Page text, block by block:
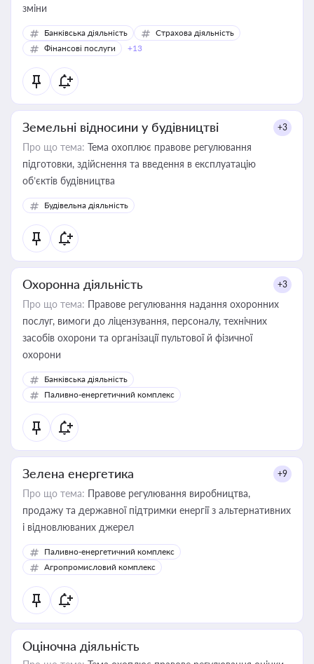
зміни
Банківська діяльність
Страхова діяльність
Фінансові послуги
+13
Земельні відносини у будівництві +3
Про що тема: Тема охоплює правове регулювання
підготовки, здійснення та введення в експлуатацію
об’єктів будівництва
Будівельна діяльність
Охоронна діяльність +3
Про що тема: Правове регулювання надання охоронних
послуг, вимоги до ліцензування, персоналу, технічних
засобів охорони та організації пультової й фізичної
охорони
Банківська діяльність
Паливно-енергетичний комплекс
Зелена енергетика +9
Про що тема: Правове регулювання виробництва,
продажу та державної підтримки енергії з альтернативних
і відновлюваних джерел
Паливно-енергетичний комплекс
Агропромисловий комплекс
Оціночна діяльність